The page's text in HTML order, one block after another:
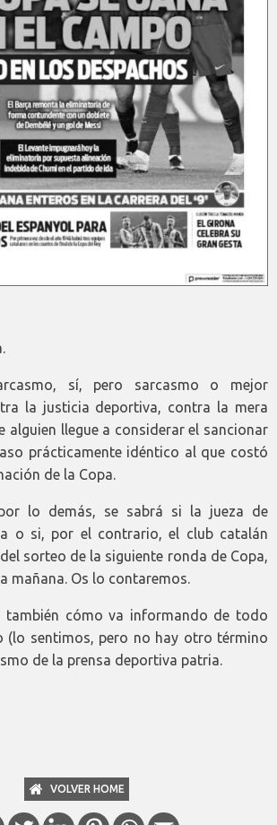
sí, pero sarcasmo o mejor
la justicia deportiva, contra la mera
alguien llegue a considerar el sancionar
prácticamente idéntico al que costó
de la Copa.
lo demás, se sabrá si la jueza de
o si, por el contrario, el club catalán
sorteo de la siguiente ronda de Copa,
mañana. Os lo contaremos.
también cómo va informando de todo
(lo sentimos, pero no hay otro término
de la prensa deportiva patria.
VOLVER HOME